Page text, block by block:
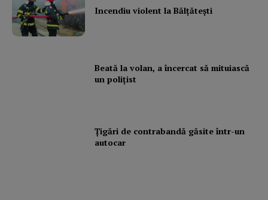
Incendiu violent la Bălţăteşti
Beată la volan, a încercat să mituiască
un poliţist
Ţigări de contrabandă găsite într-un
autocar